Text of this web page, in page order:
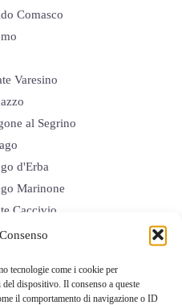
tecnologie come i cookie per
dispositivo. Il consenso a queste
il comportamento di navigazione o ID
Comasco
Varesino
al Segrino
d'Erba
Marinone
Caccivio